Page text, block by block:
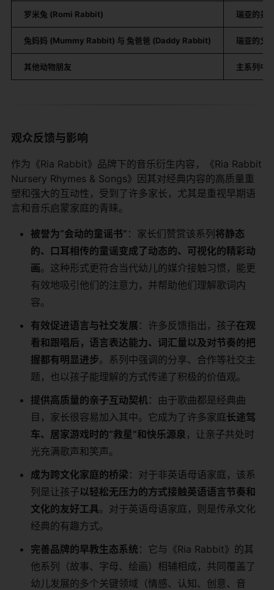
罗米兔 (Romi Rabbit) 瑞亚的弟
兔妈妈 (Mummy Rabbit) 与 兔爸爸 (Daddy Rabbit) 瑞亚的父
其他动物朋友 主系列中
观众反馈与影响
作为《Ria Rabbit》品牌下的音乐衍生内容，《Ria Rabbit
Nursery Rhymes & Songs》因其对经典内容的高质量重
塑和强大的互动性，受到了许多家长，尤其是重视早期语
言和音乐启蒙家庭的青睐。
被誉为“会动的童谣书” ：家长们赞赏该系列 将静态
的、口耳相传的童谣变成了动态的、可视化的精彩动
画。这种形式更符合当代幼儿的媒介接触习惯，能更
有效地吸引他们的注意力，并帮助他们理解歌词内
容。
有效促进语言与社交发展 ：许多反馈指出，孩子在观
看和跟唱后，语言表达能力、词汇量以及对节奏的把
握都有明显进步。系列中强调的分享、合作等社交主
题，也以孩子能理解的方式传递了积极的价值观。
提供高质量的亲子互动契机：由于歌曲都是经典曲
目，家长很容易加入其中。它成为了许多家庭长途驾
车、居家游戏时的“救星”和快乐源泉 ，让亲子共处时
光充满歌声和笑声。
成为跨文化家庭的桥梁 ：对于非英语母语家庭，该系
列是让孩子以轻松无压力的方式接触英语语言节奏和
文化的友好工具。对于英语母语家庭，则是传承文化
经典的有趣方式。
完善品牌的早教生态系统 ：它与《Ria Rabbit》的其
他系列（故事、字母、绘画）相辅相成，共同覆盖了
幼儿发展的多个关键领域（情感、认知、创意、音